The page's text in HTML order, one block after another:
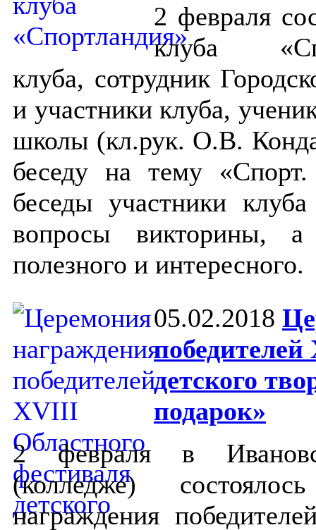
2 февраля
клуба
клуба, сотрудник
и участники клуба,
школы (кл.рук. О.В.
беседу на тему
беседы участники
вопросы викторины,
полезного и интересного.
05.02.2018
детского
подарок»
2 февраля в
(колледже)
награждения